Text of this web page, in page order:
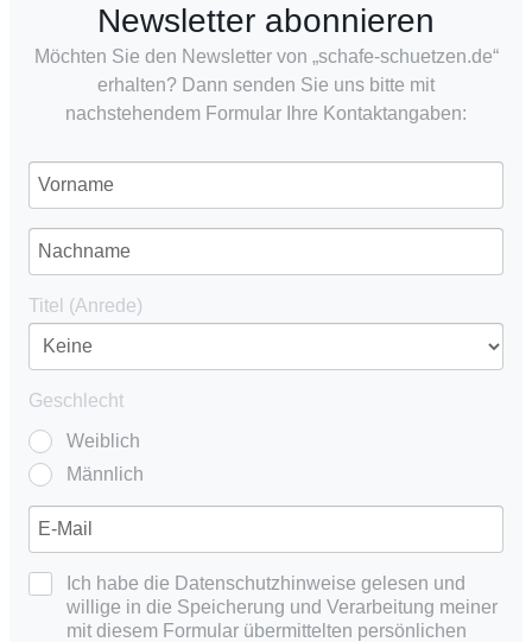
Newsletter abonnieren
Möchten Sie den Newsletter von „schafe-schuetzen.de“
erhalten? Dann senden Sie uns bitte mit
nachstehendem Formular Ihre Kontaktangaben:
Titel (Anrede)
Geschlecht
Weiblich
Männlich
Ich habe die Datenschutzhinweise gelesen und
willige in die Speicherung und Verarbeitung meiner
mit diesem Formular übermittelten persönlichen